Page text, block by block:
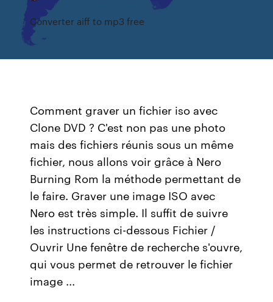
Converter aiff to mp3 free
Comment graver un fichier iso avec
Clone DVD ? C'est non pas une photo
mais des fichiers réunis sous un même
fichier, nous allons voir grâce à Nero
Burning Rom la méthode permettant de
le faire. Graver une image ISO avec
Nero est très simple. Il suffit de suivre
les instructions ci-dessous Fichier /
Ouvrir Une fenêtre de recherche s'ouvre,
qui vous permet de retrouver le fichier
image ...